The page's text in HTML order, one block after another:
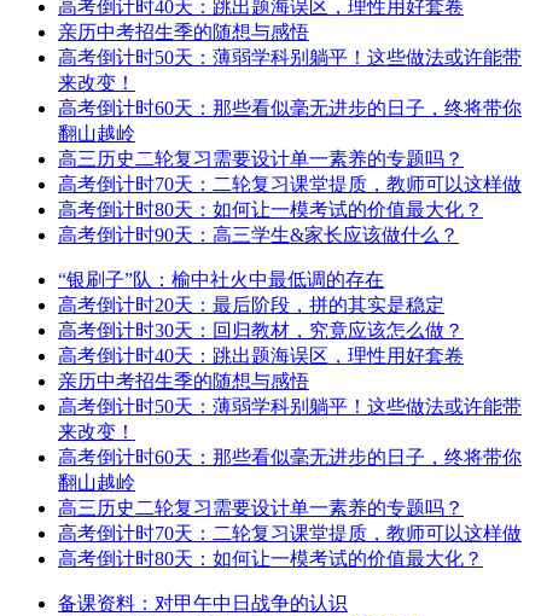
高考倒计时40天：跳出题海误区，理性用好套卷
亲历中考招生季的随想与感悟
高考倒计时50天：薄弱学科别躺平！这些做法或许能带
来改变！
高考倒计时60天：那些看似毫无进步的日子，终将带你
翻山越岭
高三历史二轮复习需要设计单一素养的专题吗？
高考倒计时70天：二轮复习课堂提质，教师可以这样做
高考倒计时80天：如何让一模考试的价值最大化？
高考倒计时90天：高三学生&家长应该做什么？
“银刷子”队：榆中社火中最低调的存在
高考倒计时20天：最后阶段，拼的其实是稳定
高考倒计时30天：回归教材，究竟应该怎么做？
高考倒计时40天：跳出题海误区，理性用好套卷
亲历中考招生季的随想与感悟
高考倒计时50天：薄弱学科别躺平！这些做法或许能带
来改变！
高考倒计时60天：那些看似毫无进步的日子，终将带你
翻山越岭
高三历史二轮复习需要设计单一素养的专题吗？
高考倒计时70天：二轮复习课堂提质，教师可以这样做
高考倒计时80天：如何让一模考试的价值最大化？
备课资料：对甲午中日战争的认识